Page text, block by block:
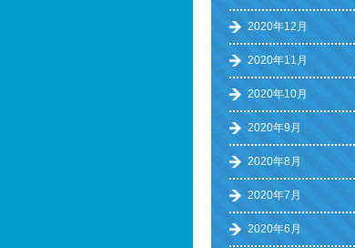
2020年12月
2020年11月
2020年10月
2020年9月
2020年8月
2020年7月
2020年6月